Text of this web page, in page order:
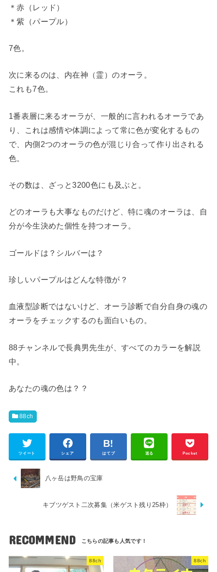
＊赤（レッド）
＊紫（パープル）
7色。
次に来るのは、内在神（霊）のオーラ。
これも7色。
1番表層に来るオーラが、一般的に言われるオーラであ
り、これは感情や体調によって常に色が変化するもの
で、内側2つのオーラの色が混じり合って作り出される
色。
その数は、ざっと3200色にも及ぶと。
どのオーラも大事なものだけど、特に魂のオーラは、自
分が今生決めた個性を持つオーラ。
ゴールドは？シルバーは？
珍しいパープルはどんな特徴が？
血液型診断ではないけど、オーラ診断で自分自身の魂の
オーラをチェックするのも面白いもの。
88チャンネルで長典男先生が、すべてのカラーを解説
中。
あなたの魂の色は？？
88ch
ツイート シェア はてブ 送る Pocket
八ヶ岳は野鳥の宝庫
キブツゲスト二次募集（米ゲスト残り25枠）
RECOMMEND
88ch 88ch